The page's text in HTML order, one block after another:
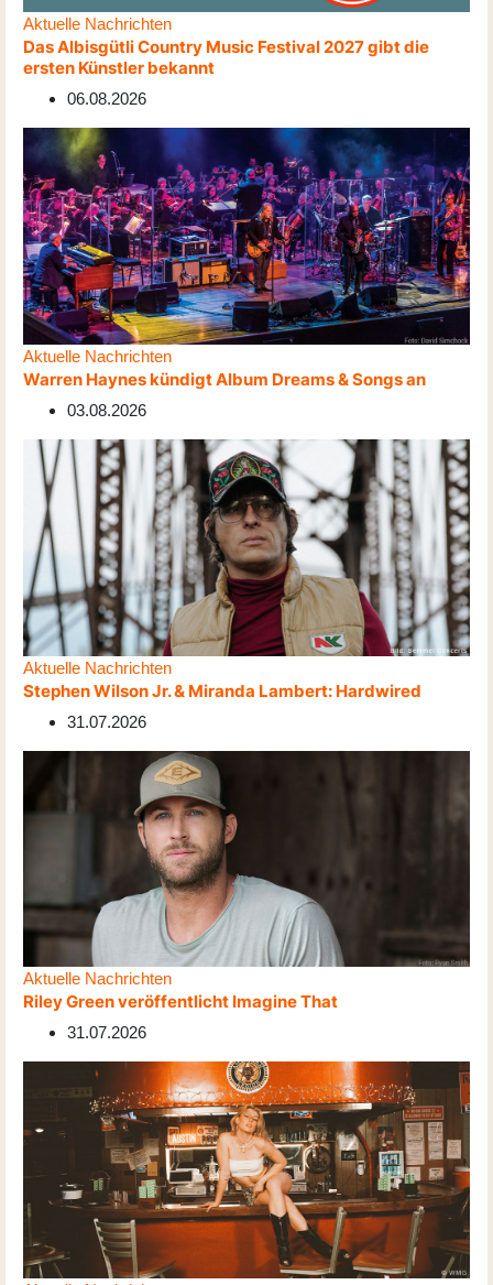
Aktuelle Nachrichten
Das Albisgütli Country Music Festival 2027 gibt die
ersten Künstler bekannt
06.08.2026
Aktuelle Nachrichten
Warren Haynes kündigt Album Dreams & Songs an
03.08.2026
Aktuelle Nachrichten
Stephen Wilson Jr. & Miranda Lambert: Hardwired
31.07.2026
Aktuelle Nachrichten
Riley Green veröffentlicht Imagine That
31.07.2026